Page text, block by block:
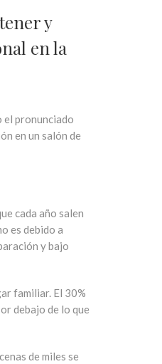
y
en la
el pronunciado
en un salón de
cada año salen
es debido a
y bajo
familiar. El 30%
debajo de lo que
de miles se